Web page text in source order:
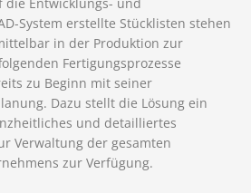
System erstellte Stücklisten stehen
in der Produktion zur
Fertigungsprozesse
zu Beginn mit seiner
Dazu stellt die Lösung ein
und detailliertes
Verwaltung der gesamten
zur Verfügung.